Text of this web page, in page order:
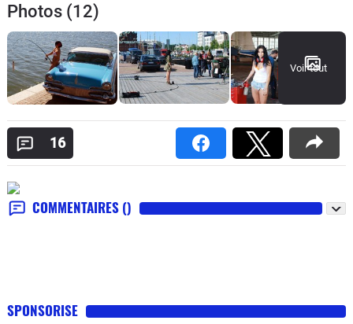
Photos (12)
Voir tout
16
COMMENTAIRES ()
SPONSORISE